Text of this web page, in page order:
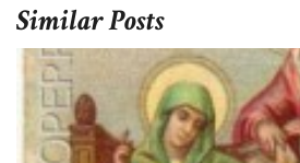
Similar Posts